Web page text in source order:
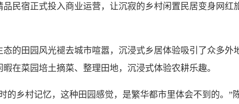
宿正式投入商业运营，让沉寂的乡村闲置民居变身网红
田园风光褪去城市喧嚣，沉浸式乡居体验吸引了众多外
在菜园培土摘菜、整理田地，沉浸式体验农耕乐趣。
乡村记忆，这种田园感觉，是繁华都市里体会不到的。”陈